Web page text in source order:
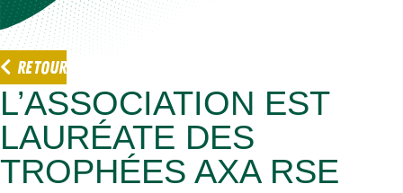
RETOUR
L’ASSOCIATION EST
LAURÉATE DES
TROPHÉES AXA RSE